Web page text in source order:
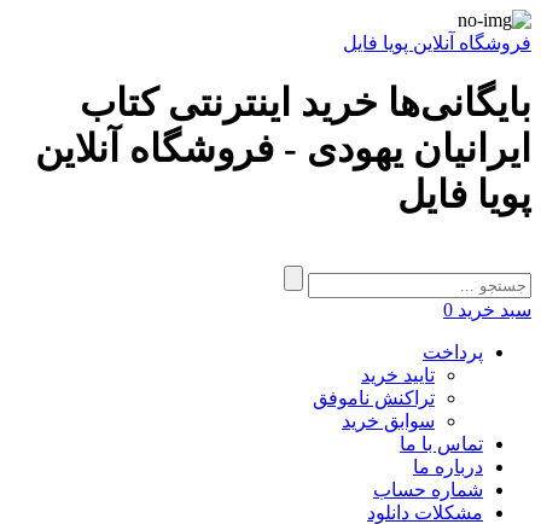
فروشگاه آنلاین پویا فایل
بایگانی‌ها خرید اینترنتی کتاب
ایرانیان یهودی - فروشگاه آنلاین
پویا فایل
سبد خرید 0
پرداخت
تایید خرید
تراکنش ناموفق
سوابق خرید
تماس با ما
درباره ما
شماره حساب
مشکلات دانلود